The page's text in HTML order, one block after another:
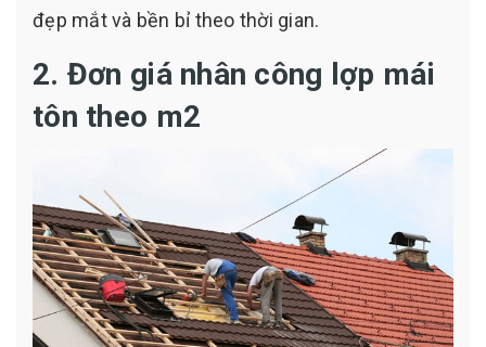
đẹp mắt và bền bỉ theo thời gian.
2. Đơn giá nhân công lợp mái
tôn theo m2